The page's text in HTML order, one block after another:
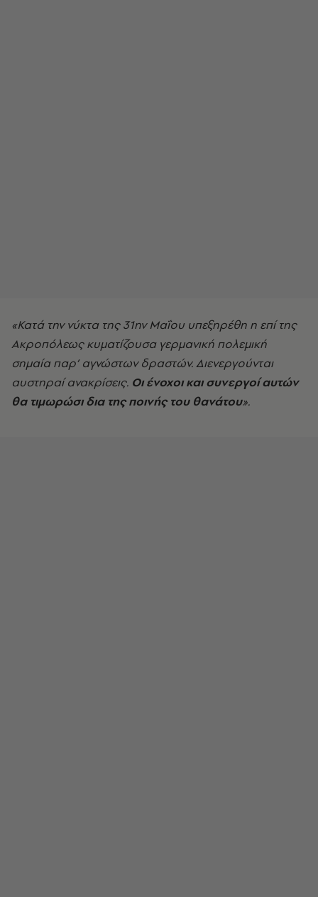
«Κατά την νύκτα της 31ην Μαΐου υπεξηρέθη η επί της
Ακροπόλεως κυματίζουσα γερμανική πολεμική
σημαία παρ’ αγνώστων δραστών. Διενεργούνται
αυστηραί ανακρίσεις. Οι ένοχοι και συνεργοί αυτών
θα τιμωρώσι δια της ποινής του θανάτου».